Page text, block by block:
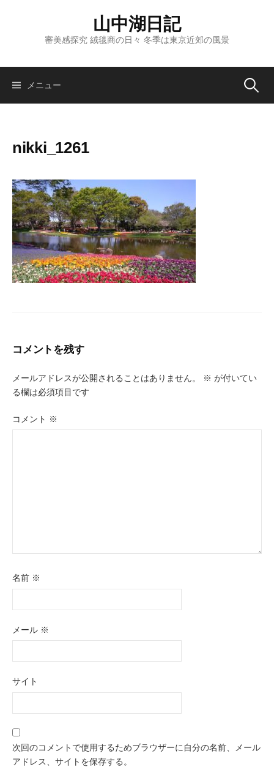
ツ
山中湖日記
審美感探究 絨毯商の日々 冬季は東京近郊の風景
メニュー 検
nikki_1261
コメントを残す
メールアドレスが公開されることはありません。 ※ が付いてい
る欄は必須項目です
コメント ※
名前 ※
メール ※
サイト
次回のコメントで使用するためブラウザーに自分の名前、メール
アドレス、サイトを保存する。